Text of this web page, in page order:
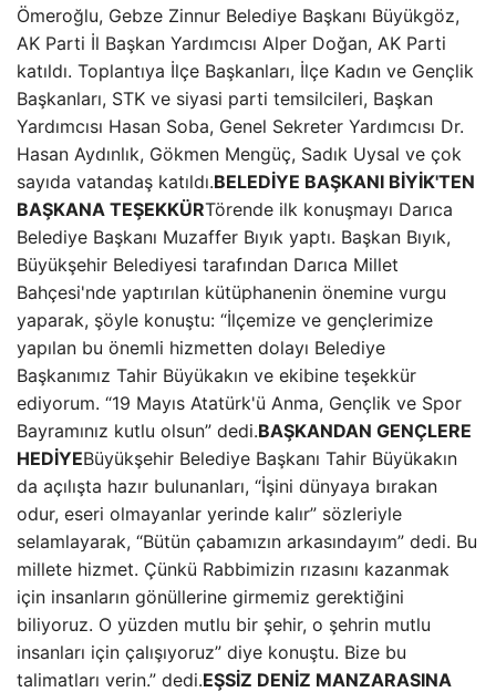
Ömeroğlu, Gebze Zinnur Belediye Başkanı Büyükgöz,
AK Parti İl Başkan Yardımcısı Alper Doğan, AK Parti
katıldı. Toplantıya İlçe Başkanları, İlçe Kadın ve Gençlik
Başkanları, STK ve siyasi parti temsilcileri, Başkan
Yardımcısı Hasan Soba, Genel Sekreter Yardımcısı Dr.
Hasan Aydınlık, Gökmen Mengüç, Sadık Uysal ve çok
sayıda vatandaş katıldı.BELEDİYE BAŞKANI BİYİK'TEN
BAŞKANA TEŞEKKÜRTörende ilk konuşmayı Darıca
Belediye Başkanı Muzaffer Bıyık yaptı. Başkan Bıyık,
Büyükşehir Belediyesi tarafından Darıca Millet
Bahçesi'nde yaptırılan kütüphanenin önemine vurgu
yaparak, şöyle konuştu: “İlçemize ve gençlerimize
yapılan bu önemli hizmetten dolayı Belediye
Başkanımız Tahir Büyükakın ve ekibine teşekkür
ediyorum. “19 Mayıs Atatürk'ü Anma, Gençlik ve Spor
Bayramınız kutlu olsun” dedi.BAŞKANDAN GENÇLERE
HEDİYEBüyükşehir Belediye Başkanı Tahir Büyükakın
da açılışta hazır bulunanları, “İşini dünyaya bırakan
odur, eseri olmayanlar yerinde kalır” sözleriyle
selamlayarak, “Bütün çabamızın arkasındayım” dedi. Bu
millete hizmet. Çünkü Rabbimizin rızasını kazanmak
için insanların gönüllerine girmemiz gerektiğini
biliyoruz. O yüzden mutlu bir şehir, o şehrin mutlu
insanları için çalışıyoruz” diye konuştu. Bize bu
talimatları verin.” dedi.EŞSİZ DENİZ MANZARASINA